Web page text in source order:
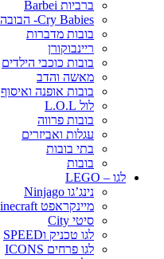
ברביות Barbei
Cry Babies- הבובה הבוכה
בובות מדברות
ריינבוקורן
בובות כוכבי הילדים
מאשה והדב
בובות אופנה ואיסוף
לול L.O.L
בובות פרווה
עגלות ואביזרים
בתי בובות
בובות
לגו – LEGO
נינג’גו Ninjago
מיינקראפט Minecraft
סיטי City
לגו טכניק וSPEED
לגו פרחים ICONS